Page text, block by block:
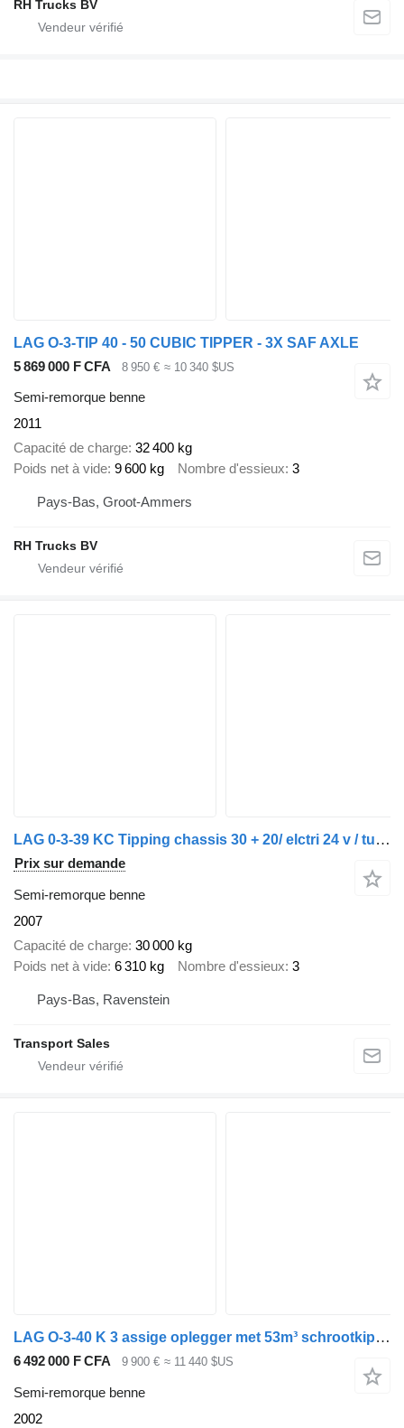
RH Trucks BV
LAG O-3-TIP 40 - 50 CUBIC TIPPER - 3X SAF AXLE
5 869 000 F CFA
8 950 € ≈ 10 340 $US
Semi-remorque benne
2011
Capacité de charge 32 400 kg
Poids net à vide 9 600 kg Nombre d'essieux 3
Pays-Bas, Groot-Ammers
RH Trucks BV
LAG 0-3-39 KC Tipping chassis 30 + 20/ elctri 24 v / tuf 11-2026
Prix sur demande
Semi-remorque benne
2007
Capacité de charge 30 000 kg
Poids net à vide 6 310 kg Nombre d'essieux 3
Pays-Bas, Ravenstein
Transport Sales
LAG O-3-40 K 3 assige oplegger met 53m³ schrootkipper met deuren
6 492 000 F CFA 9 900 € ≈ 11 440 $US
Semi-remorque benne
2002